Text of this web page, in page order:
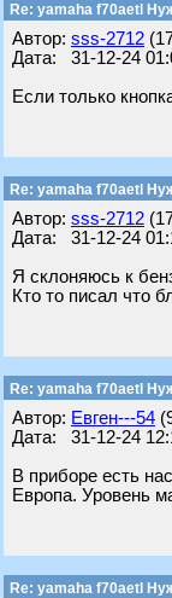
Re: yamaha f70aetl
Автор: sss-2712
Дата: 31-12-24
Если только
Re: yamaha f70aetl
Автор: sss-2712
Дата: 31-12-24
Я склоняюсь к
Кто то писал что
Re: yamaha f70aetl
Автор: Евген---54
Дата: 31-12-24
В приборе есть
Европа. Уровень
Re: yamaha f70aetl